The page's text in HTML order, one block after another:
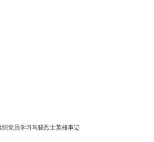
党员学习马骏烈士英雄事迹